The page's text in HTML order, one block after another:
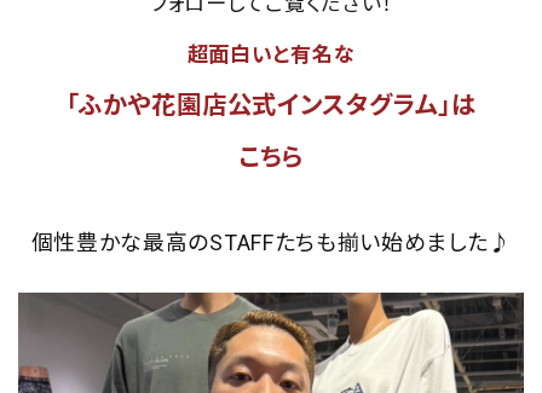
超面白いと有名な
「ふかや花園店公式インスタグラム」は
こちら
個性豊かな最高のSTAFFたちも揃い始めました♪